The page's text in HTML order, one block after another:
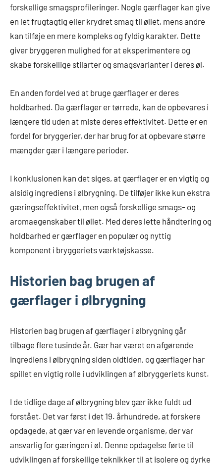
forskellige smagsprofileringer. Nogle gærflager kan give
en let frugtagtig eller krydret smag til øllet, mens andre
kan tilføje en mere kompleks og fyldig karakter. Dette
giver bryggeren mulighed for at eksperimentere og
skabe forskellige stilarter og smagsvarianter i deres øl.
En anden fordel ved at bruge gærflager er deres
holdbarhed. Da gærflager er tørrede, kan de opbevares i
længere tid uden at miste deres effektivitet. Dette er en
fordel for bryggerier, der har brug for at opbevare større
mængder gær i længere perioder.
I konklusionen kan det siges, at gærflager er en vigtig og
alsidig ingrediens i ølbrygning. De tilføjer ikke kun ekstra
gæringseffektivitet, men også forskellige smags- og
aromaegenskaber til øllet. Med deres lette håndtering og
holdbarhed er gærflager en populær og nyttig
komponent i bryggeriets værktøjskasse.
Historien bag brugen af
gærflager i ølbrygning
Historien bag brugen af gærflager i ølbrygning går
tilbage flere tusinde år. Gær har været en afgørende
ingrediens i ølbrygning siden oldtiden, og gærflager har
spillet en vigtig rolle i udviklingen af ølbryggeriets kunst.
I de tidlige dage af ølbrygning blev gær ikke fuldt ud
forstået. Det var først i det 19. århundrede, at forskere
opdagede, at gær var en levende organisme, der var
ansvarlig for gæringen i øl. Denne opdagelse førte til
udviklingen af forskellige teknikker til at isolere og dyrke